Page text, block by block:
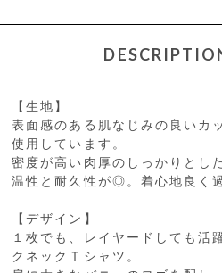
【生地】
表面感のある肌なじみの良いカ
使用しています。
密度が高い肉厚のしっかりとし
温性と耐久性が◎。着心地良く
【デザイン】
１枚でも、レイヤードしても活
クネックＴシャツ。